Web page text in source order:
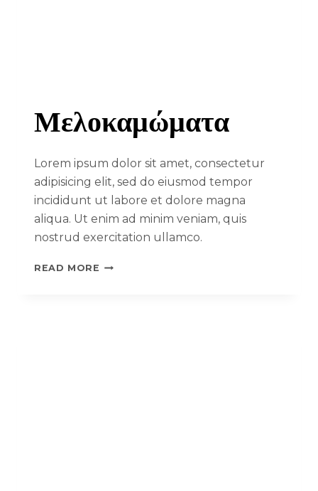
Μελοκαμώματα
Lorem ipsum dolor sit amet, consectetur
adipisicing elit, sed do eiusmod tempor
incididunt ut labore et dolore magna
aliqua. Ut enim ad minim veniam, quis
nostrud exercitation ullamco.
READ MORE